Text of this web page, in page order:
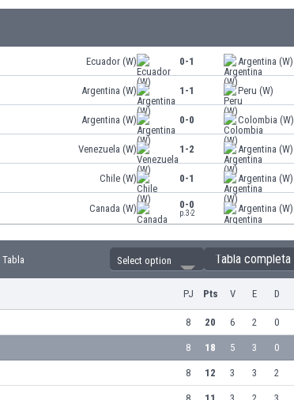
Ecuador (W) 0-1 Argentina (W)
Argentina (W) 1-1 Peru (W)
Argentina (W) 0-0 Colombia (W)
Venezuela (W) 1-2 Argentina (W)
Chile (W) 0-1 Argentina (W)
Canada (W) 0-0
p.3-2 Argentina (W)
Select option Tabla completa
PJ Pts V E D
8 20 6 2 0
8 18 5 3 0
8 12 3 3 2